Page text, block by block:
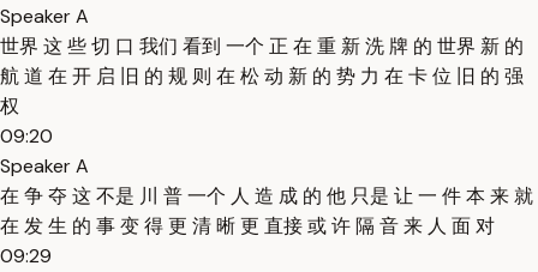
Speaker A
世界 这 些 切 口 我们 看到 一个 正 在 重 新 洗 牌 的 世界 新 的
航 道 在 开 启 旧 的 规 则 在 松 动 新 的 势 力 在 卡 位 旧 的 强
权
09:20
Speaker A
在 争 夺 这 不是 川 普 一个 人 造 成 的 他 只是 让 一 件 本 来 就
在 发 生 的 事 变 得 更 清 晰 更 直接 或 许 隔 音 来 人 面 对
09:29